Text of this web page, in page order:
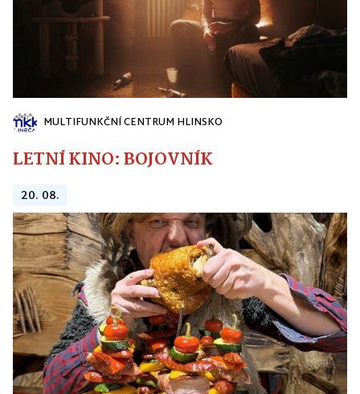
MULTIFUNKČNÍ CENTRUM HLINSKO
LETNÍ KINO: BOJOVNÍK
20. 08.